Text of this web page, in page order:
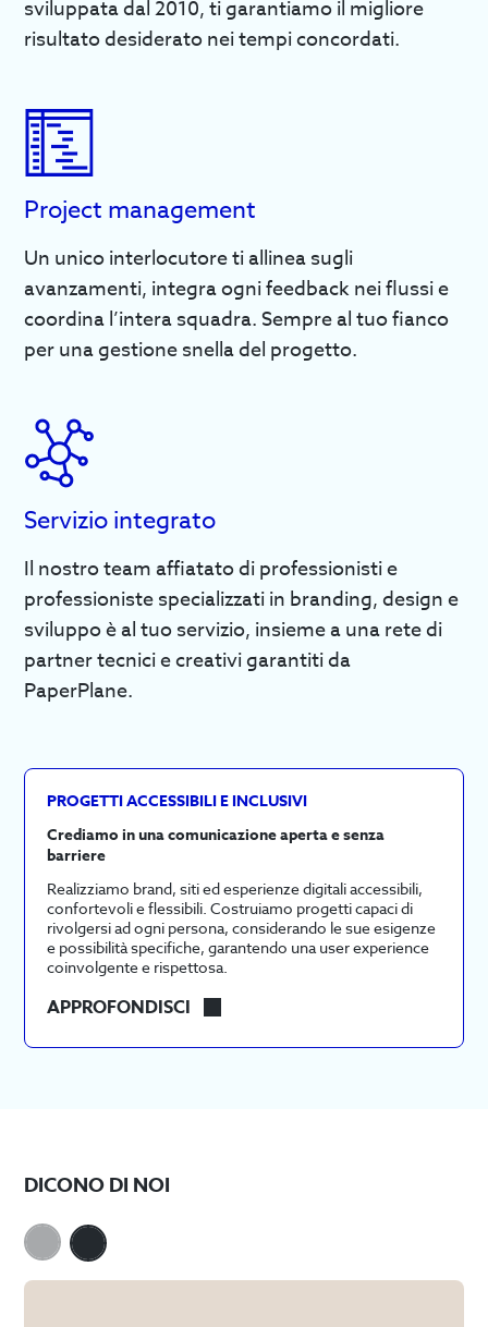
sviluppata dal 2010, ti garantiamo il migliore
risultato desiderato nei tempi concordati.
Project management
Un unico interlocutore ti allinea sugli
avanzamenti, integra ogni feedback nei flussi e
coordina l’intera squadra. Sempre al tuo fianco
per una gestione snella del progetto.
Servizio integrato
Il nostro team affiatato di professionisti e
professioniste specializzati in branding, design e
sviluppo è al tuo servizio, insieme a una rete di
partner tecnici e creativi garantiti da
PaperPlane.
PROGETTI ACCESSIBILI E INCLUSIVI
Crediamo in una comunicazione aperta e senza
barriere
Realizziamo brand, siti ed esperienze digitali accessibili,
confortevoli e flessibili. Costruiamo progetti capaci di
rivolgersi ad ogni persona, considerando le sue esigenze
e possibilità specifiche, garantendo una user experience
coinvolgente e rispettosa.
APPROFONDISCI PRODOTTI
DIGITALI
ACCESSIBILITÀ
DICONO DI NOI